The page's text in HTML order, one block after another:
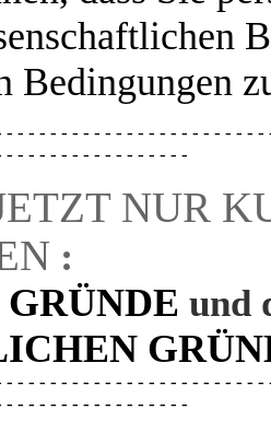
Bedingungen
- - - - - - - - - - - - - - - - - - - - - -
- - - - - - - - - - - - - - - -
NUR
:
und
- - - - - - - - - - - - - - - - - - - - - -
- - - - - - - - - - - - - - - -